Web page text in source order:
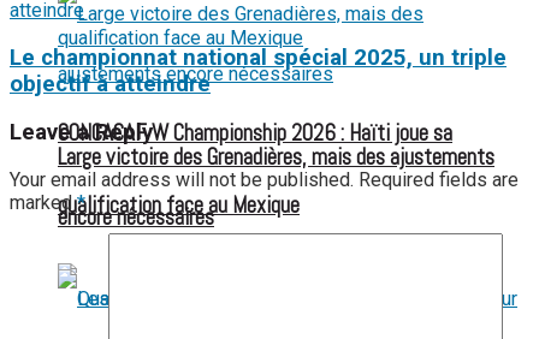
CONCACAF W Championship 2026 : Haïti joue sa
qualification face au Mexique
Large victoire des Grenadières, mais des ajustements
encore nécessaires
Le championnat national spécial 2025, un triple
objectif à atteindre
Leave a Reply
Your email address will not be published. Required fields are
marked*